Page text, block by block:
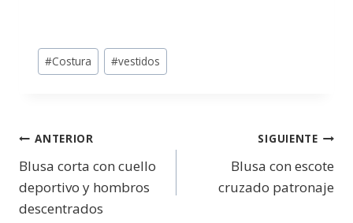
#Costura #vestidos
ANTERIOR
Blusa corta con cuello
deportivo y hombros
descentrados
SIGUIENTE
Blusa con escote
cruzado patronaje